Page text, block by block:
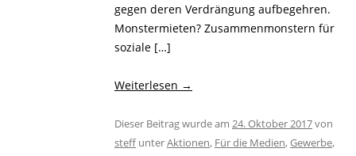
gegen deren Verdrängung aufbegehren.
Monstermieten? Zusammenmonstern für
soziale […]
Weiterlesen →
Dieser Beitrag wurde am 24. Oktober 2017von
steffunterAktionen, Für die Medien,Gewerbe,